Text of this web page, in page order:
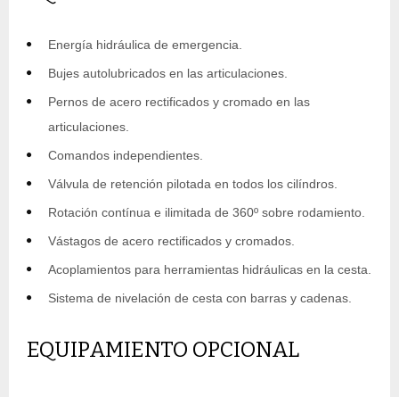
Energía hidráulica de emergencia.
Bujes autolubricados en las articulaciones.
Pernos de acero rectificados y cromado en las
articulaciones.
Comandos independientes.
Válvula de retención pilotada en todos los cilíndros.
Rotación contínua e ilimitada de 360º sobre rodamiento.
Vástagos de acero rectificados y cromados.
Acoplamientos para herramientas hidráulicas en la cesta.
Sistema de nivelación de cesta con barras y cadenas.
EQUIPAMIENTO OPCIONAL